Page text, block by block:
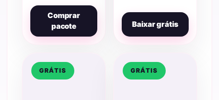
R$ 17,90.
atual
é:
R$ 5,70.
Comprar
pacote
Baixar grátis
GRÁTIS GRÁTIS